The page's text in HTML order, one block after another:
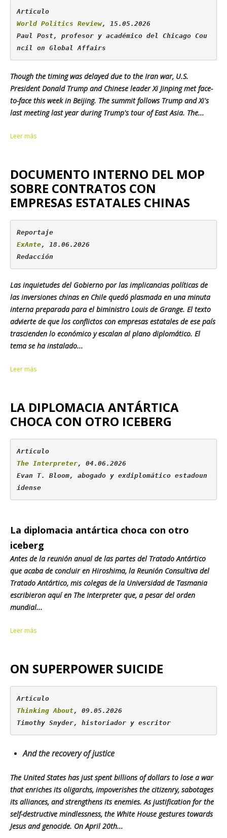
Artículo
World Politics Review, 15.05.2026
Paul Post, profesor y académico del Chicago Cou
ncil on Global Affairs
Though the timing was delayed due to the Iran war, U.S.
President Donald Trump and Chinese leader Xi Jinping met face-
to-face this week in Beijing. The summit follows Trump and Xi's
last meeting last year during Trump's tour of East Asia. The...
Leer más
DOCUMENTO INTERNO DEL MOP
SOBRE CONTRATOS CON
EMPRESAS ESTATALES CHINAS
Reportaje
ExAnte, 18.06.2026
Redacción
Las inquietudes del Gobierno por las implicancias políticas de
las inversiones chinas en Chile quedó plasmada en una minuta
interna preparada para el biministro Louis de Grange. El texto
advierte de que los conflictos con empresas estatales de ese país
trascienden lo económico y escalan al plano diplomático. El
tema se ha instalado...
Leer más
LA DIPLOMACIA ANTÁRTICA
CHOCA CON OTRO ICEBERG
Artículo
The Interpreter, 04.06.2026
Evan T. Bloom, abogado y exdiplomático estadoun
idense
La diplomacia antártica choca con otro
iceberg
Antes de la reunión anual de las partes del Tratado Antártico
que acaba de concluir en Hiroshima, la Reunión Consultiva del
Tratado Antártico, mis colegas de la Universidad de Tasmania
escribieron aquí en The Interpreterque, a pesar del orden
mundial...
Leer más
ON SUPERPOWER SUICIDE
Artículo
Thinking About, 09.05.2026
Timothy Snyder, historiador y escritor
And the recovery of justice
The United States has just spent billions of dollars to lose a war
that enriches its oligarchs, impoverishes the citizenry, sabotages
its alliances, and strengthens its enemies. As justification for the
self-destructive mindlessness, the White House gestures towards
Jesus and genocide. On April 20th...